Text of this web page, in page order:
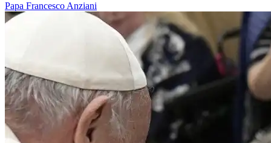
Papa Francesco Anziani